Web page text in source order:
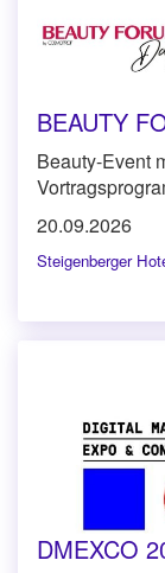
BEAUTY
Beauty-Event
20.09.2026
Steigenberger
DMEXCO